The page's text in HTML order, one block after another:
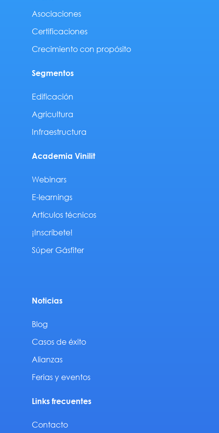
Asociaciones
Certificaciones
Crecimiento con propósito
Segmentos
Edificación
Agricultura
Infraestructura
Academia Vinilit
Webinars
E-learnings
Artículos técnicos
¡Inscríbete!
Súper Gásfiter
Noticias
Blog
Casos de éxito
Alianzas
Ferias y eventos
Links frecuentes
Contacto